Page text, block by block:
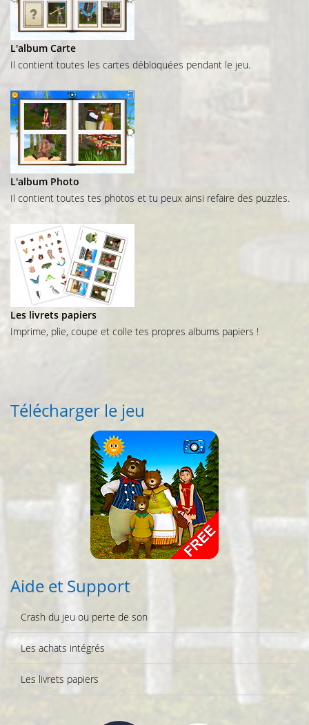
L'album Carte
Il contient toutes les cartes débloquées pendant le jeu.
L'album Photo
Il contient toutes tes photos et tu peux ainsi refaire des puzzles.
Les livrets papiers
Imprime, plie, coupe et colle tes propres albums papiers !
Télécharger le jeu
Aide et Support
Crash du jeu ou perte de son
Les achats intégrés
Les livrets papiers